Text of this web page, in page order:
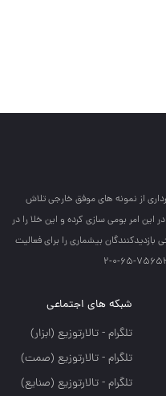
از نمونه هاي موفق خارجي تلاش
اين امر بومي سازي كرده و اين خلا را در
بيشماري را براي فعاليت
شبکه های اجتماعی
تلگرام - تالارتوزيع (ابزار)
تلگرام - تالارتوزيع (صمت)
تلگرام - تالارتوزيع (صنايع)